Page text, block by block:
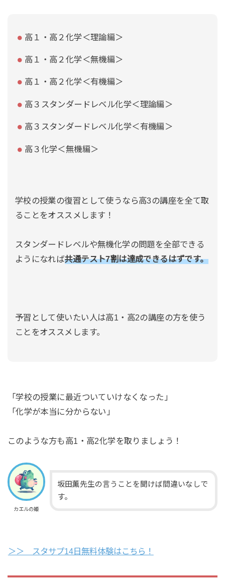
高１・高２化学＜理論編＞
高１・高２化学＜無機編＞
高１・高２化学＜有機編＞
高３スタンダードレベル化学＜理論編＞
高３スタンダードレベル化学＜有機編＞
高３化学＜無機編＞
学校の授業の復習として使うなら高3の講座を全て取
ることをオススメします！
スタンダードレベルや無機化学の問題を全部できる
ようになれば共通テスト7割は達成できるはずです。
予習として使いたい人は高1・高2の講座の方を使う
ことをオススメします。
「学校の授業に最近ついていけなくなった」
「化学が本当に分からない」
このような方も高1・高2化学を取りましょう！
カエルの姫
坂田薫先生の言うことを聞けば間違いなしで
す。
＞＞ スタサプ14日無料体験はこちら！